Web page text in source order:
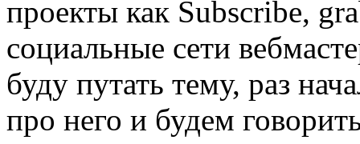
проекты как Subscribe,
социальные сети
буду путать тему, раз
про него и будем